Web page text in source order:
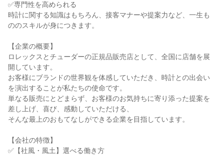
✅専門性を高められる
時計に関する知識はもちろん、接客マナーや提案力など、一生も
ののスキルが身につきます。
【企業の概要】
ロレックスとチューダーの正規品販売店として、全国に店舗を展
開しています。
お客様にブランドの世界観を体感していただき、時計との出会い
を演出することが私たちの使命です。
単なる販売にとどまらず、お客様のお気持ちに寄り添った提案を
差し上げ、喜び、感動していただける、
そんな最上のおもてなしができる企業を目指しています。
【会社の特徴】
✅【社風・風土】選べる働き方